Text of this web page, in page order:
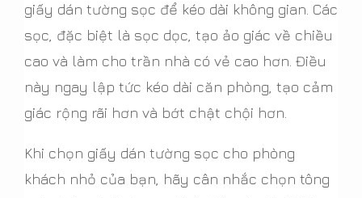
giấy dán tường sọc để kéo dài không gian. Các
sọc, đặc biệt là sọc dọc, tạo ảo giác về chiều
cao và làm cho trần nhà có vẻ cao hơn. Điều
này ngay lập tức kéo dài căn phòng, tạo cảm
giác rộng rãi hơn và bớt chật chội hơn.
Khi chọn giấy dán tường sọc cho phòng
khách nhỏ của bạn, hãy cân nhắc chọn tông